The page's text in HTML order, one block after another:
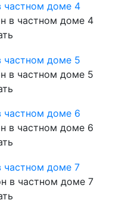
в частном доме 4
в частном доме 5
в частном доме 6
в частном доме 7